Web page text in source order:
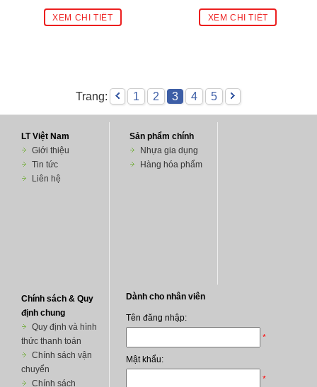
Trang: 1 2 3 4 5
LT Việt Nam
Giới thiệu
Tin tức
Liên hệ
Sản phẩm chính
Nhựa gia dụng
Hàng hóa phẩm
Chính sách & Quy
định chung
Quy định và hình
thức thanh toán
Chính sách vận
chuyển
Chính sách